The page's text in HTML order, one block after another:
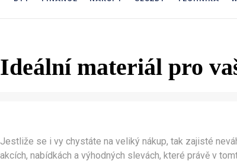
Ideální materiál pro
Jestliže se i vy chystáte na veliký nákup, tak zajisté
akcích, nabídkách a výhodných slevách, které právě v